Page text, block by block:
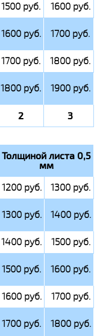
1500 руб.
1600 руб.
1600 руб. 1700 руб.
1700 руб.
1800 руб.
1800 руб. 1900 руб.
2 3
Толщиной листа 0,5
мм
1200 руб.
1300 руб.
1300 руб. 1400 руб.
1400 руб.
1500 руб.
1500 руб. 1600 руб.
1600 руб.
1700 руб.
1700 руб. 1800 руб.